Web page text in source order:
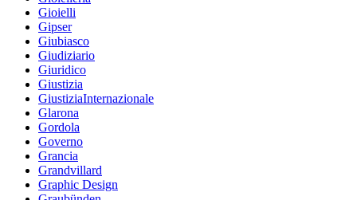
Gioielli
Gipser
Giubiasco
Giudiziario
Giuridico
Giustizia
GiustiziaInternazionale
Glarona
Gordola
Governo
Grancia
Grandvillard
Graphic Design